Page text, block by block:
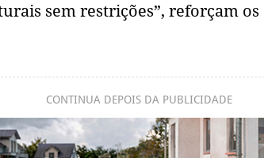
sem restrições”, reforçam os
CONTINUA DEPOIS DA PUBLICIDADE